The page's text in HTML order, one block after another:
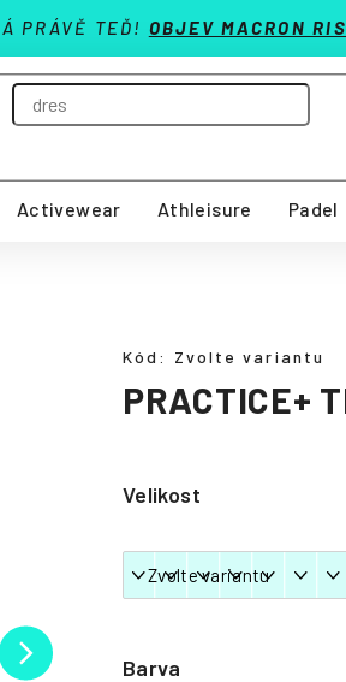
PRÁVĚ TEĎ! OBJEV MACRON
Activewear Athleisure Padel
PRACTICE+
Barva
Velikost
Kód: Zvolte variantu